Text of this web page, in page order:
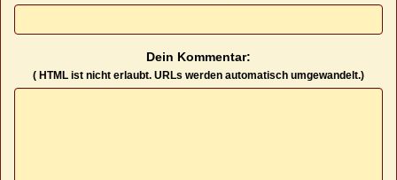
Dein Kommentar:
( HTML ist nicht erlaubt. URLs werden automatisch umgewandelt.)